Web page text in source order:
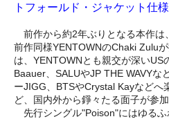
トフォールド・ジャケット仕
前作から約2年ぶりとなる本作は
前作同様YENTOWNのChaki Zulu
は、YENTOWNとも親交が深いUS
Baauer、SALUやJP THE WAVYな
ーJIGG、BTSやCrystal Kayなどへ
ど、国内外から錚々たる面子が参加
先行シングル"Poison"にはゆるふ